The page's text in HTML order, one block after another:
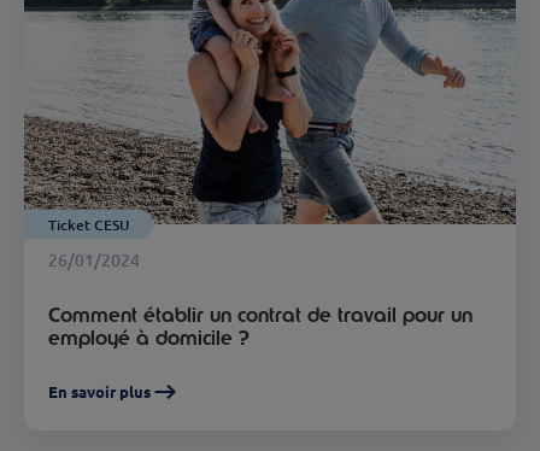
Ticket CESU
26/01/2024
Comment établir un contrat de travail pour un
employé à domicile ?
En savoir plus